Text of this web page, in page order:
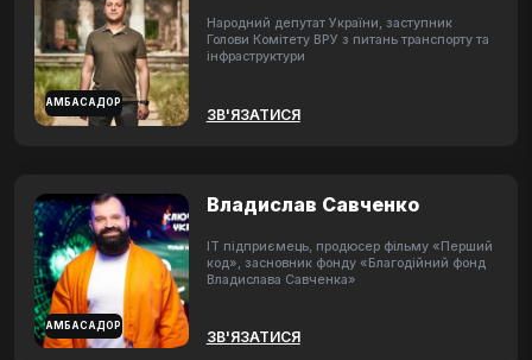
АМБАСАДОР
Народний депутат України, заступник
Голови Комітету ВРУ з питань транспорту та
інфраструктури
ЗВ'ЯЗАТИСЯ
АМБАСАДОР
Владислав Савченко
ІТ підприємець, продюсер фільму «Перший
код», засновник фонду «Благодійний фонд
Владислава Савченка»
ЗВ'ЯЗАТИСЯ